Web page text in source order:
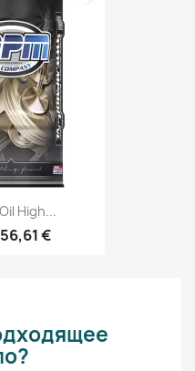
High...
€